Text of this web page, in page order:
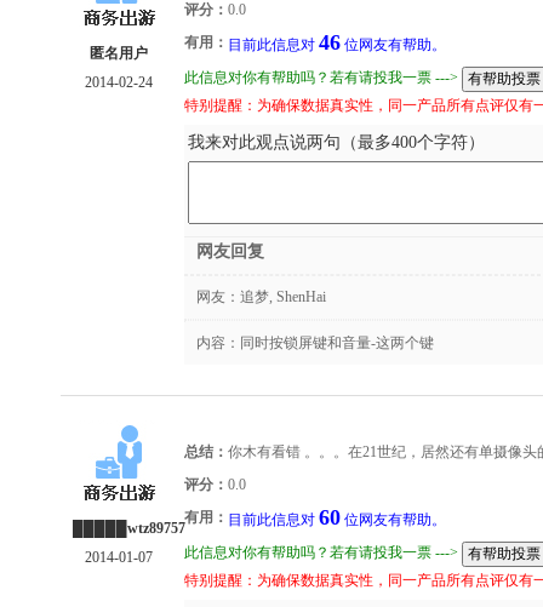
匿名用户
2014-02-24
评分： 0.0
有用： 目前此信息对 46 位网友有帮助。
此信息对你有帮助吗？若有请投我一票 --->
特别提醒：为确保数据真实性，同一产品所有点评仅有
我来对此观点说两句（最多400个字符）
网友回复
网友： 追梦, ShenHai
内容：同时按锁屏键和音量-这两个键
█████wtz89757
2014-01-07
总结： 你木有看错 。。。在21世纪，居然还有单摄像头
评分： 0.0
有用： 目前此信息对 60 位网友有帮助。
此信息对你有帮助吗？若有请投我一票 --->
特别提醒：为确保数据真实性，同一产品所有点评仅有